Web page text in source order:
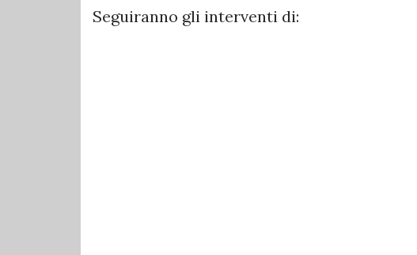
Seguiranno gli interventi di: